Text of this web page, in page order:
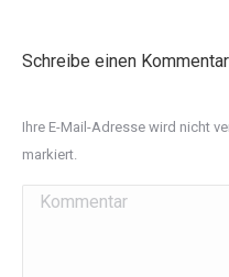
Schreibe einen Kommentar
Ihre E-Mail-Adresse wird nicht
markiert.
Kommentar